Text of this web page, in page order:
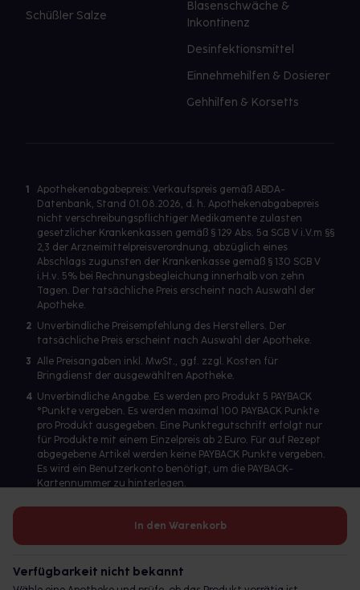
In den Warenkorb
Verfügbarkeit nicht bekannt
Schüßler Salze
Blasenschwäche &
Inkontinenz
Desinfektionsmittel
Einnehmehilfen & Dosierer
Gehhilfen & Korsetts
1
Apothekenabgabepreis: Verkaufspreis gemäß ABDA-
Datenbank, Stand 01.08.2026, d. h. Apothekenabgabepreis
nicht verschreibungspflichtiger Medikamente zulasten
gesetzlicher Krankenkassen gemäß § 129 Abs. 5a SGB V i.V.m §§
2,3 der Arzneimittelpreisverordnung, abzüglich eines
Abschlags zugunsten der Krankenkasse gemäß § 130 SGB V
i.H.v. 5% bei Rechnungsbegleichung innerhalb von zehn
Tagen. Der tatsächliche Preis erscheint nach Auswahl der
Apotheke.
2 Unverbindliche Preisempfehlung des Herstellers. Der
tatsächliche Preis erscheint nach Auswahl der Apotheke.
3 Alle Preisangaben inkl. MwSt., ggf. zzgl. Kosten für
Bringdienst der ausgewählten Apotheke.
4 Unverbindliche Angabe. Es werden pro Produkt 5 PAYBACK
°Punkte vergeben. Es werden maximal 100 PAYBACK Punkte
pro Produkt ausgegeben. Eine Punktegutschrift erfolgt nur
für Produkte mit einem Einzelpreis ab 2 Euro. Für auf Rezept
abgegebene Artikel werden keine PAYBACK Punkte vergeben.
Es wird ein Benutzerkonto benötigt, um die PAYBACK-
Kartennummer zu hinterlegen.
Betreiber des Portals und verantwortlich: gesund.de GmbH &
© 2026 gesund.de GmbH & Co. KG